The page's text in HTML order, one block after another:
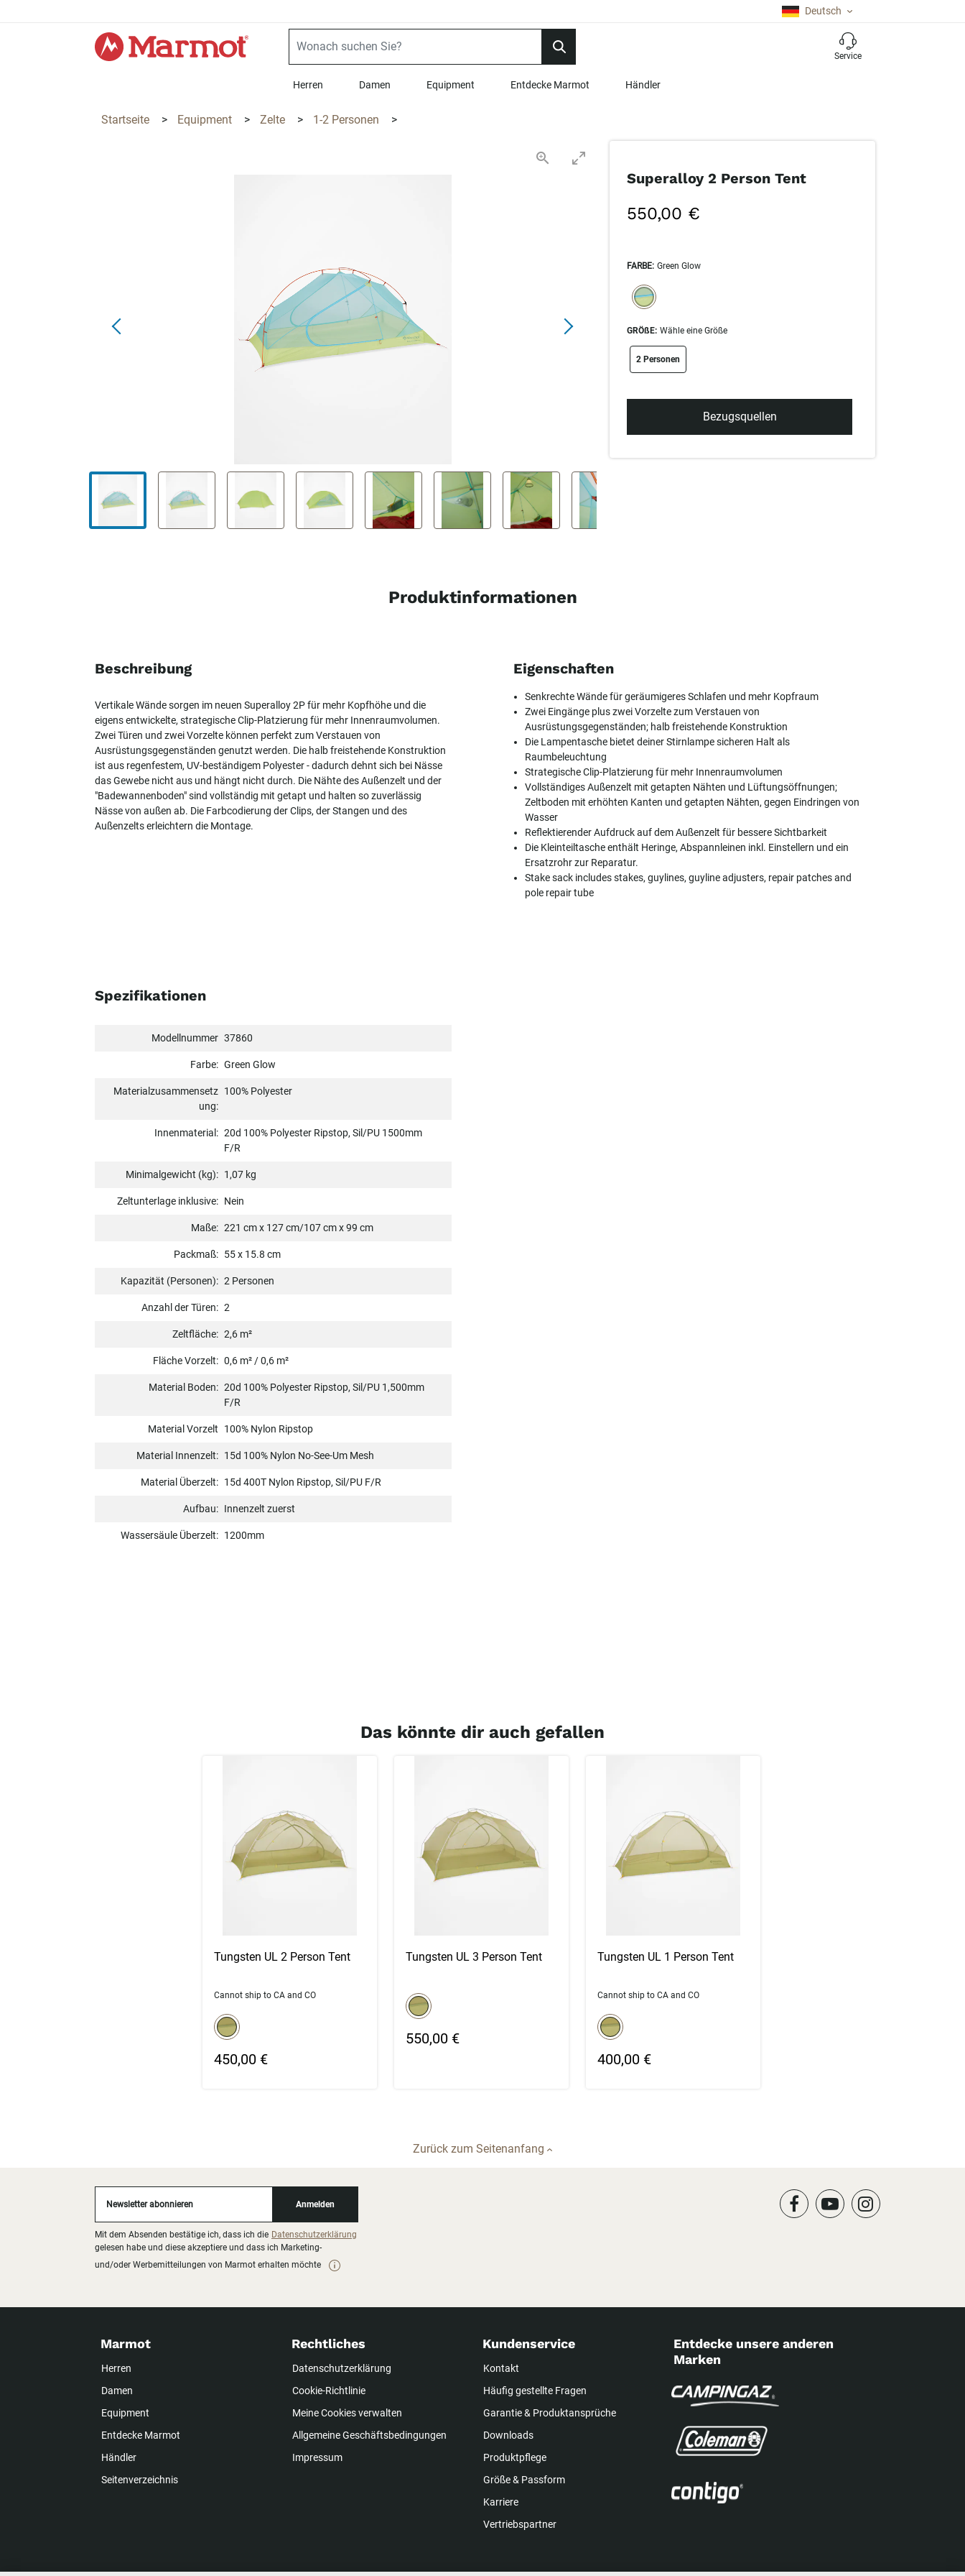
Deutsch
Service
Herren Damen Equipment Entdecke Marmot Händler
Startseite > Equipment > Zelte > 1-2 Personen >
Superalloy 2 Person Tent
550,00 €
FARBE: Green Glow
SELECTION WILL REFRESH THE PAGE WITH NEW RESULTS.
selected
GRÖßE: Wähle eine Größe
size swatch
2 Personen
Bezugsquellen
Produktinformationen
Beschreibung
Vertikale Wände sorgen im neuen Superalloy 2P für mehr Kopfhöhe und die
eigens entwickelte, strategische Clip-Platzierung für mehr Innenraumvolumen.
Zwei Türen und zwei Vorzelte können perfekt zum Verstauen von
Ausrüstungsgegenständen genutzt werden. Die halb freistehende Konstruktion
ist aus regenfestem, UV-beständigem Polyester - dadurch dehnt sich bei Nässe
das Gewebe nicht aus und hängt nicht durch. Die Nähte des Außenzelt und der
"Badewannenboden" sind vollständig mit getapt und halten so zuverlässig
Nässe von außen ab. Die Farbcodierung der Clips, der Stangen und des
Außenzelts erleichtern die Montage.
Eigenschaften
Senkrechte Wände für geräumigeres Schlafen und mehr Kopfraum
Zwei Eingänge plus zwei Vorzelte zum Verstauen von
Ausrüstungsgegenständen; halb freistehende Konstruktion
Die Lampentasche bietet deiner Stirnlampe sicheren Halt als
Raumbeleuchtung
Strategische Clip-Platzierung für mehr Innenraumvolumen
Vollständiges Außenzelt mit getapten Nähten und Lüftungsöffnungen;
Zeltboden mit erhöhten Kanten und getapten Nähten, gegen Eindringen von
Wasser
Reflektierender Aufdruck auf dem Außenzelt für bessere Sichtbarkeit
Die Kleinteiltasche enthält Heringe, Abspannleinen inkl. Einstellern und ein
Ersatzrohr zur Reparatur.
Stake sack includes stakes, guylines, guyline adjusters, repair patches and
pole repair tube
Spezifikationen
Modellnummer 37860
Farbe: Green Glow
Materialzusammensetz
ung:
100% Polyester
Innenmaterial: 20d 100% Polyester Ripstop, Sil/PU 1500mm
F/R
Minimalgewicht (kg): 1,07 kg
Zeltunterlage inklusive: Nein
Maße: 221 cm x 127 cm/107 cm x 99 cm
Packmaß: 55 x 15.8 cm
Kapazität (Personen): 2 Personen
Anzahl der Türen: 2
Zeltfläche: 2,6 m²
Fläche Vorzelt: 0,6 m² / 0,6 m²
Material Boden: 20d 100% Polyester Ripstop, Sil/PU 1,500mm
F/R
Material Vorzelt 100% Nylon Ripstop
Material Innenzelt: 15d 100% Nylon No-See-Um Mesh
Material Überzelt: 15d 400T Nylon Ripstop, Sil/PU F/R
Aufbau: Innenzelt zuerst
Wassersäule Überzelt: 1200mm
Das könnte dir auch gefallen
Tungsten UL 2 Person Tent
Cannot ship to CA and CO
color swatch
Select color
450,00 €
Tungsten UL 3 Person Tent
color swatch
Select color
550,00 €
Tungsten UL 1 Person Tent
Cannot ship to CA and CO
color swatch
Select color
400,00 €
Zurück zum Seitenanfang
Newsletter abonnieren Anmelden
Mit dem Absenden bestätige ich, dass ich die Datenschutzerklärung
gelesen habe und diese akzeptiere und dass ich Marketing-
und/oder Werbemitteilungen von Marmot erhalten möchte
Marmot
Herren
Damen
Equipment
Entdecke Marmot
Händler
Seitenverzeichnis
Rechtliches
Datenschutzerklärung
Cookie-Richtlinie
Meine Cookies verwalten
Allgemeine Geschäftsbedingungen
Impressum
Kundenservice
Kontakt
Häufig gestellte Fragen
Garantie & Produktansprüche
Downloads
Produktpflege
Größe & Passform
Karriere
Vertriebspartner
Entdecke unsere anderen
Marken